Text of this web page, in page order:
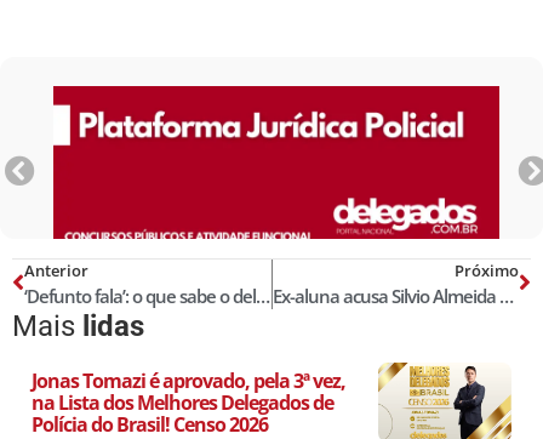
Anterior
‘Defunto fala’: o que sabe o delegado que desvendou mais de mil assassinatos em Florianópolis
Próximo
Ex-aluna acusa Silvio Almeida de assédio sexual: “me puxou e beijou”
Mais lidas
Jonas Tomazi é aprovado, pela 3ª vez,
na Lista dos Melhores Delegados de
Polícia do Brasil! Censo 2026